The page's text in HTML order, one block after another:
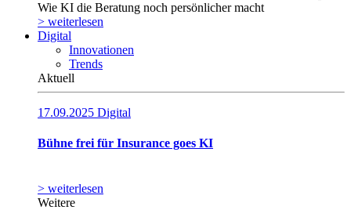
Wie KI die Beratung noch persönlicher macht
> weiterlesen
Digital
Innovationen
Trends
Aktuell
17.09.2025 Digital
Bühne frei für Insurance goes KI
> weiterlesen
Weitere